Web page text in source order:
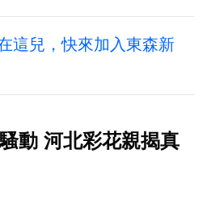
這兒，快來加入東森新
動 河北彩花親揭真